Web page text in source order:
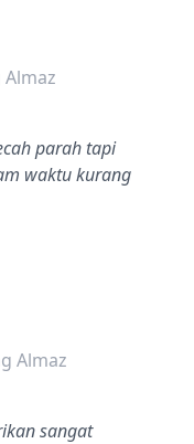
lima
parah tapi
waktu kurang
lima
Almaz
sangat